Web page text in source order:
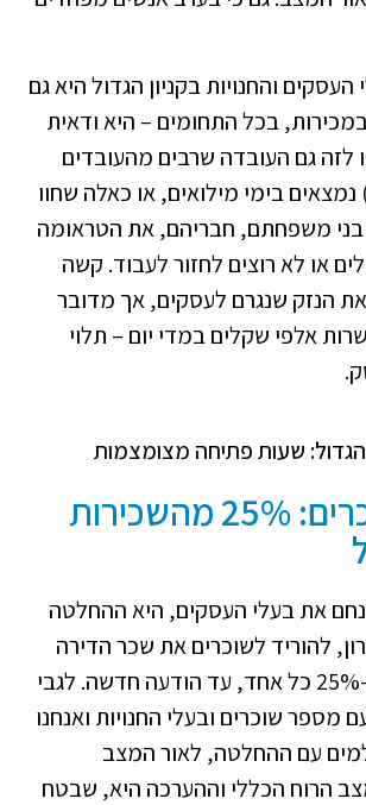
והחנויות בקניון הגדול היא גם
בכל התחומים – היא ודאית
לזה גם העובדה שרבים מהעובדים
נמצאים בימי מילואים, או כאלה שחוו
משפחתם, חבריהם, את הטראומה
או לא רוצים לחזור לעבוד. קשה
הנזק שנגרם לעסקים, אך מדובר
אלפי שקלים במדי יום – תלוי
הנחה לשוכרים: 25% מהשכירות
את בעלי העסקים, היא ההחלטה
להוריד לשוכרים את שכר הדירה
ואת דמי ניהול ב-25% כל אחד, עד הודעה חדשה. לגבי
מספר שוכרים ובעלי החנויות ואנחנו
עם ההחלטה, לאור המצב
הרוח הכללי וההערכה היא, שבטח